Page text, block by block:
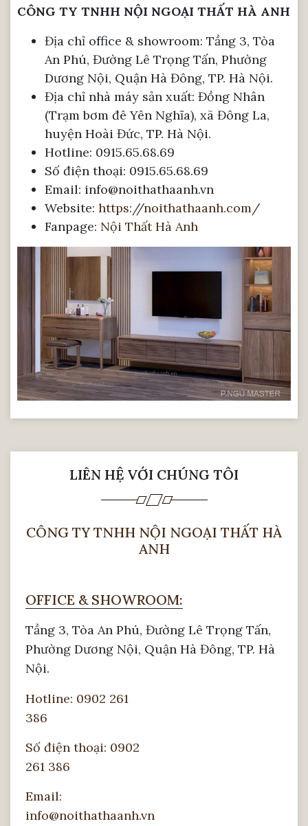
CÔNG TY TNHH NỘI NGOẠI THẤT HÀ ANH
Địa chỉ office & showroom: Tầng 3, Tòa
An Phú, Đường Lê Trọng Tấn, Phường
Dương Nội, Quận Hà Đông, TP. Hà Nội.
Địa chỉ nhà máy sản xuất: Đồng Nhân
(Trạm bơm đê Yên Nghĩa), xã Đông La,
huyện Hoài Đức, TP. Hà Nội.
Hotline: 0915.65.68.69
Số điện thoại: 0915.65.68.69
Email: info@noithathaanh.vn
Website: https://noithathaanh.com/
Fanpage: Nội Thất Hà Anh
LIÊN HỆ VỚI CHÚNG TÔI
CÔNG TY TNHH NỘI NGOẠI THẤT HÀ
ANH
OFFICE & SHOWROOM:
Tầng 3, Tòa An Phú, Đường Lê Trọng Tấn,
Phường Dương Nội, Quận Hà Đông, TP. Hà
Nội.
Hotline: 0902 261
386
Số điện thoại: 0902
261 386
Email:
info@noithathaanh.vn